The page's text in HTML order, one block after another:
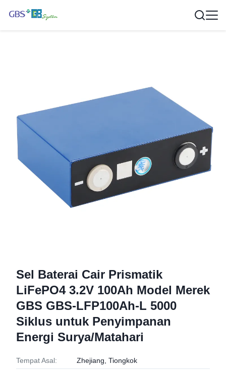
Sel Baterai Cair Prismatik
LiFePO4 3.2V 100Ah Model Merek
GBS GBS-LFP100Ah-L 5000
Siklus untuk Penyimpanan
Energi Surya/Matahari
Tempat Asal: Zhejiang, Tiongkok